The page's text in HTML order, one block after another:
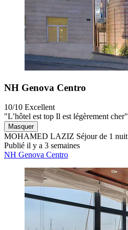
NH Genova Centro
10/10 Excellent
"L’hôtel est top Il est légèrement cher"
Masquer
MOHAMED LAZIZ Séjour de 1 nuit
Publié il y a 3 semaines
NH Genova Centro